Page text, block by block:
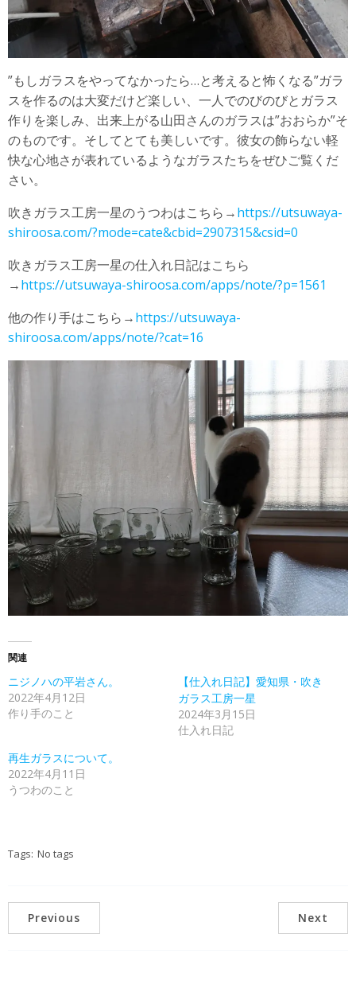
”もしガラスをやってなかったら…と考えると怖くなる”ガラ
スを作るのは大変だけど楽しい、一人でのびのびとガラス
作りを楽しみ、出来上がる山田さんのガラスは”おおらか”そ
のものです。そしてとても美しいです。彼女の飾らない軽
快な心地さが表れているようなガラスたちをぜひご覧くだ
さい。
吹きガラス工房一星のうつわはこちら→https://utsuwaya-
shiroosa.com/?mode=cate&cbid=2907315&csid=0
吹きガラス工房一星の仕入れ日記はこちら
→https://utsuwaya-shiroosa.com/apps/note/?p=1561
他の作り手はこちら→https://utsuwaya-
shiroosa.com/apps/note/?cat=16
関連
ニジノハの平岩さん。
2022年4月12日
作り手のこと
【仕入れ日記】愛知県・吹き
ガラス工房一星
2024年3月15日
仕入れ日記
再生ガラスについて。
2022年4月11日
うつわのこと
Tags: No tags
Previous Next